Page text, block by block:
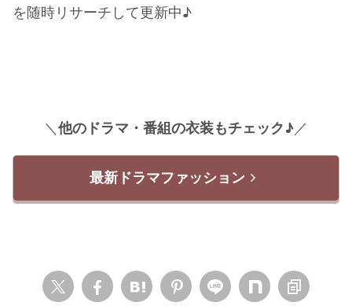
を随時リサーチして更新中♪
＼ 他のドラマ・番組の衣装もチェック♪ ／
最新ドラマファッション